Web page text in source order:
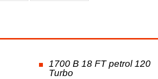
1700 B 18 FT petrol 120
Turbo